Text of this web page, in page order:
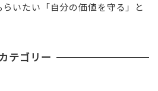
いたい「自分の価値を守る」と
テゴリー